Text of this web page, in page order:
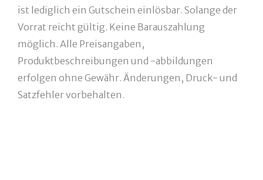
ist lediglich ein Gutschein einlösbar. Solange der
Vorrat reicht gültig. Keine Barauszahlung
möglich. Alle Preisangaben,
Produktbeschreibungen und -abbildungen
erfolgen ohne Gewähr. Änderungen, Druck- und
Satzfehler vorbehalten.